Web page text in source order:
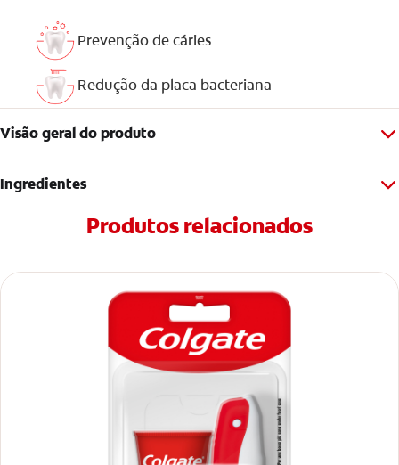
Prevenção de cáries
Redução da placa bacteriana
Visão geral do produto
Ingredientes
Produtos relacionados